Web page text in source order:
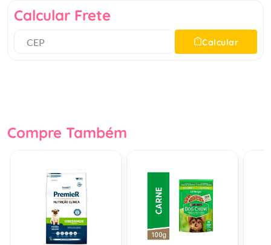
que apresenta coprofagiabr Pode ser ministrado por
tempo indeterminado em animais que apresentam com
frequencia deficiencia de ma absorcao de proteina ou
Calcular Frete
Calcular
Compre Também